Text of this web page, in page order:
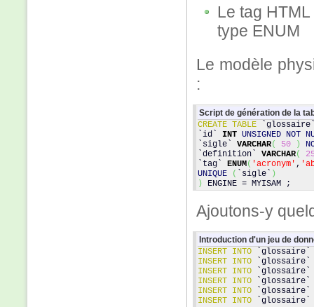
Le tag
type ENUM
Le modèle
:
Script de génération de la
CREATE TABLE
`id` INT UNSIGNED NOT
`sigle` VARCHAR( 50 )
`definition` VARCHAR(
`tag` ENUM( 'acronym' ,
UNIQUE
( `sigle`
)
)
ENGINE = MYISAM ;
Ajoutons-y
Introduction d'un jeu de
INSERT INTO
INSERT INTO
INSERT INTO
INSERT INTO
INSERT INTO
INSERT INTO